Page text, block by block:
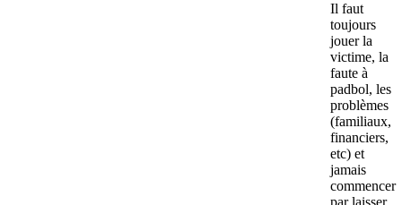
Il faut
toujours
jouer la
victime, la
faute à
padbol, les
problèmes
(familiaux,
financiers,
etc) et
jamais
commencer